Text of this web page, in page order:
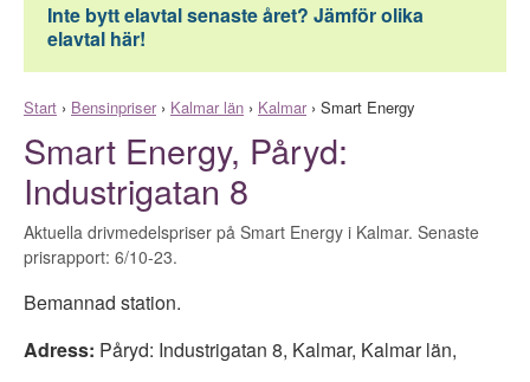
Inte bytt elavtal senaste året? Jämför olika
elavtal här!
Start › Bensinpriser› Kalmar län › Kalmar› Smart Energy
Smart Energy, Påryd:
Industrigatan 8
Aktuella drivmedelspriser på Smart Energy i Kalmar. Senaste
prisrapport: 6/10-23.
Bemannad station.
Adress: Påryd: Industrigatan 8, Kalmar, Kalmar län,